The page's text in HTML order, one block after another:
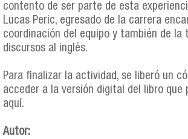
contento de ser parte de esta
Lucas Peric, egresado de la carrera
coordinación del equipo y también de la
discursos al inglés.
Para finalizar la actividad, se liberó un
acceder a la versión digital del libro que
aquí.
Autor: